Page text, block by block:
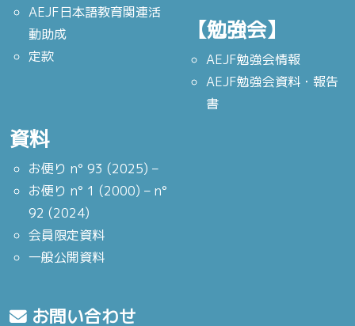
AEJF日本語教育関連活
動助成
定款
【勉強会】
AEJF勉強会情報
AEJF勉強会資料・報告
書
資料
お便り n° 93 (2025) –
お便り n° 1 (2000) – n°
92 (2024)
会員限定資料
一般公開資料
お問い合わせ